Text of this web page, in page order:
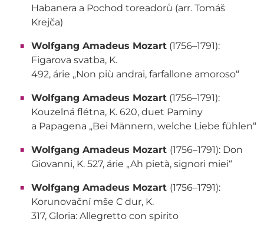
Habanera a Pochod toreadorů (arr. Tomáš
Krejča)
Wolfgang Amadeus Mozart(1756–1791):
Figarova svatba, K.
492, árie „Non più andrai, farfallone amoroso“
Wolfgang Amadeus Mozart(1756–1791):
Kouzelná flétna, K. 620, duet Paminy
a Papagena „Bei Männern, welche Liebe fühlen“
Wolfgang Amadeus Mozart (1756–1791): Don
Giovanni, K. 527, árie „Ah pietà, signori miei“
Wolfgang Amadeus Mozart (1756–1791):
Korunovační mše C dur, K.
317, Gloria: Allegretto con spirito